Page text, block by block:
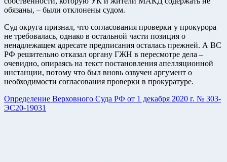
обязаны, – были отклонены судом.
Суд округа признал, что согласования проверки у прокурора
не требовалась, однако в остальной части позиция о
ненадлежащем адресате предписания осталась прежней. А ВС
РФ решительно отказал органу ГЖН в пересмотре дела –
очевидно, опираясь на текст постановления апелляционной
инстанции, потому что был вновь озвучен аргумент о
необходимости согласования проверки в прокуратуре.
Определение Верховного Суда РФ от 1 декабря 2020 г. № 303-
ЭС20-19031